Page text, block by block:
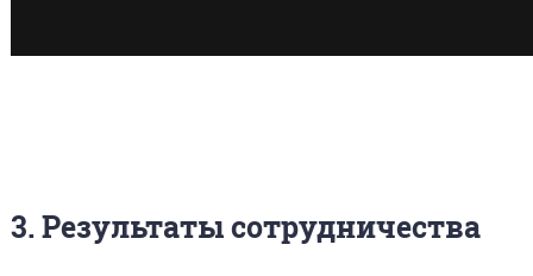
3. Результаты сотрудничества